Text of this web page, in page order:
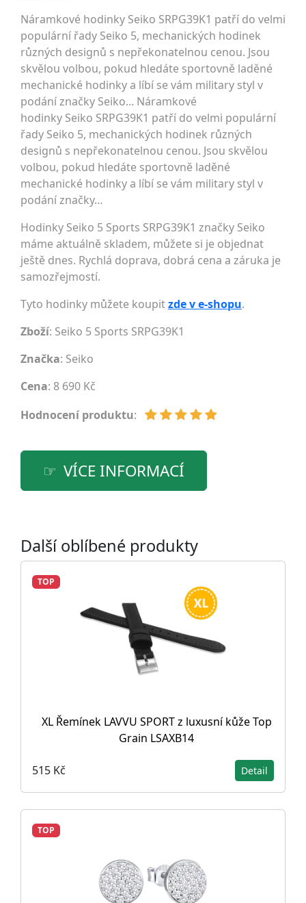
Náramkové hodinky Seiko SRPG39K1 patří do velmi
populární řady Seiko 5, mechanických hodinek
různých designů s nepřekonatelnou cenou. Jsou
skvělou volbou, pokud hledáte sportovně laděné
mechanické hodinky a líbí se vám military styl v
podání značky Seiko... Náramkové
hodinky Seiko SRPG39K1 patří do velmi populární
řady Seiko 5, mechanických hodinek různých
designů s nepřekonatelnou cenou. Jsou skvělou
volbou, pokud hledáte sportovně laděné
mechanické hodinky a líbí se vám military styl v
podání značky…
Hodinky Seiko 5 Sports SRPG39K1 značky Seiko
máme aktuálně skladem, můžete si je objednat
ještě dnes. Rychlá doprava, dobrá cena a záruka je
samozřejmostí.
Tyto hodinky můžete koupitzde v e-shopu.
Zboží: Seiko 5 Sports SRPG39K1
Značka: Seiko
Cena: 8 690 Kč
Hodnocení produktu:
VÍCE INFORMACÍ
Další oblíbené produkty
TOP
XL Řemínek LAVVU SPORT z luxusní kůže Top
Grain LSAXB14
515 Kč Detail
TOP